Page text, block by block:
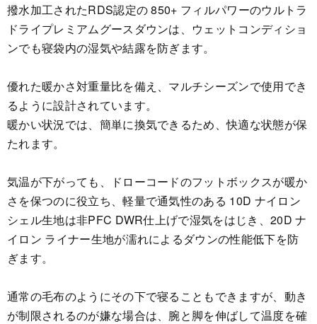
撥水加工されたRDS認定の 850+ フィルパワーのウルトラ
ドライプレミアムグースダウンは、ウェットコンディショ
ンでも寝袋内の湿気や結露を防ぎます。
優れた暖かさ対重量比を備え、マルチシーズンで使用でき
るように設計されています。
暖かい状況では、簡単に換気できるため、快適な状態が保
たれます。
気温が下がっても、ドローコードのフットボックスが暖か
さを保つのに役立ち、軽量で通気性のある 10D ナイロン
シェル生地は非PFC DWR仕上げで湿気をはじき、20D ナ
イロン ライナー生地が濡れによるダウンの性能低下を防
ぎます。
通常の毛布のようにその下で寝ることもできますが、動き
が制限されるのが嫌な場合は、腕と脚を伸ばして温度を確